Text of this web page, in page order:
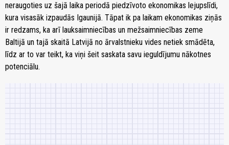
neraugoties uz šajā laika periodā piedzīvoto ekonomikas lejupslīdi,
kura visasāk izpaudās Igaunijā. Tāpat ik pa laikam ekonomikas ziņās
ir redzams, ka arī lauksaimniecības un mežsaimniecības zeme
Baltijā un tajā skaitā Latvijā no ārvalstnieku vides netiek smādēta,
līdz ar to var teikt, ka viņi šeit saskata savu ieguldījumu nākotnes
potenciālu.